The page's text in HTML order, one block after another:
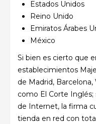
Estados Unidos
Reino Unido
Emiratos Árabes
México
Si bien es cierto que
establecimientos
de Madrid, Barcelona,
como El Corte Inglés;
de Internet, la firma
tienda en red con